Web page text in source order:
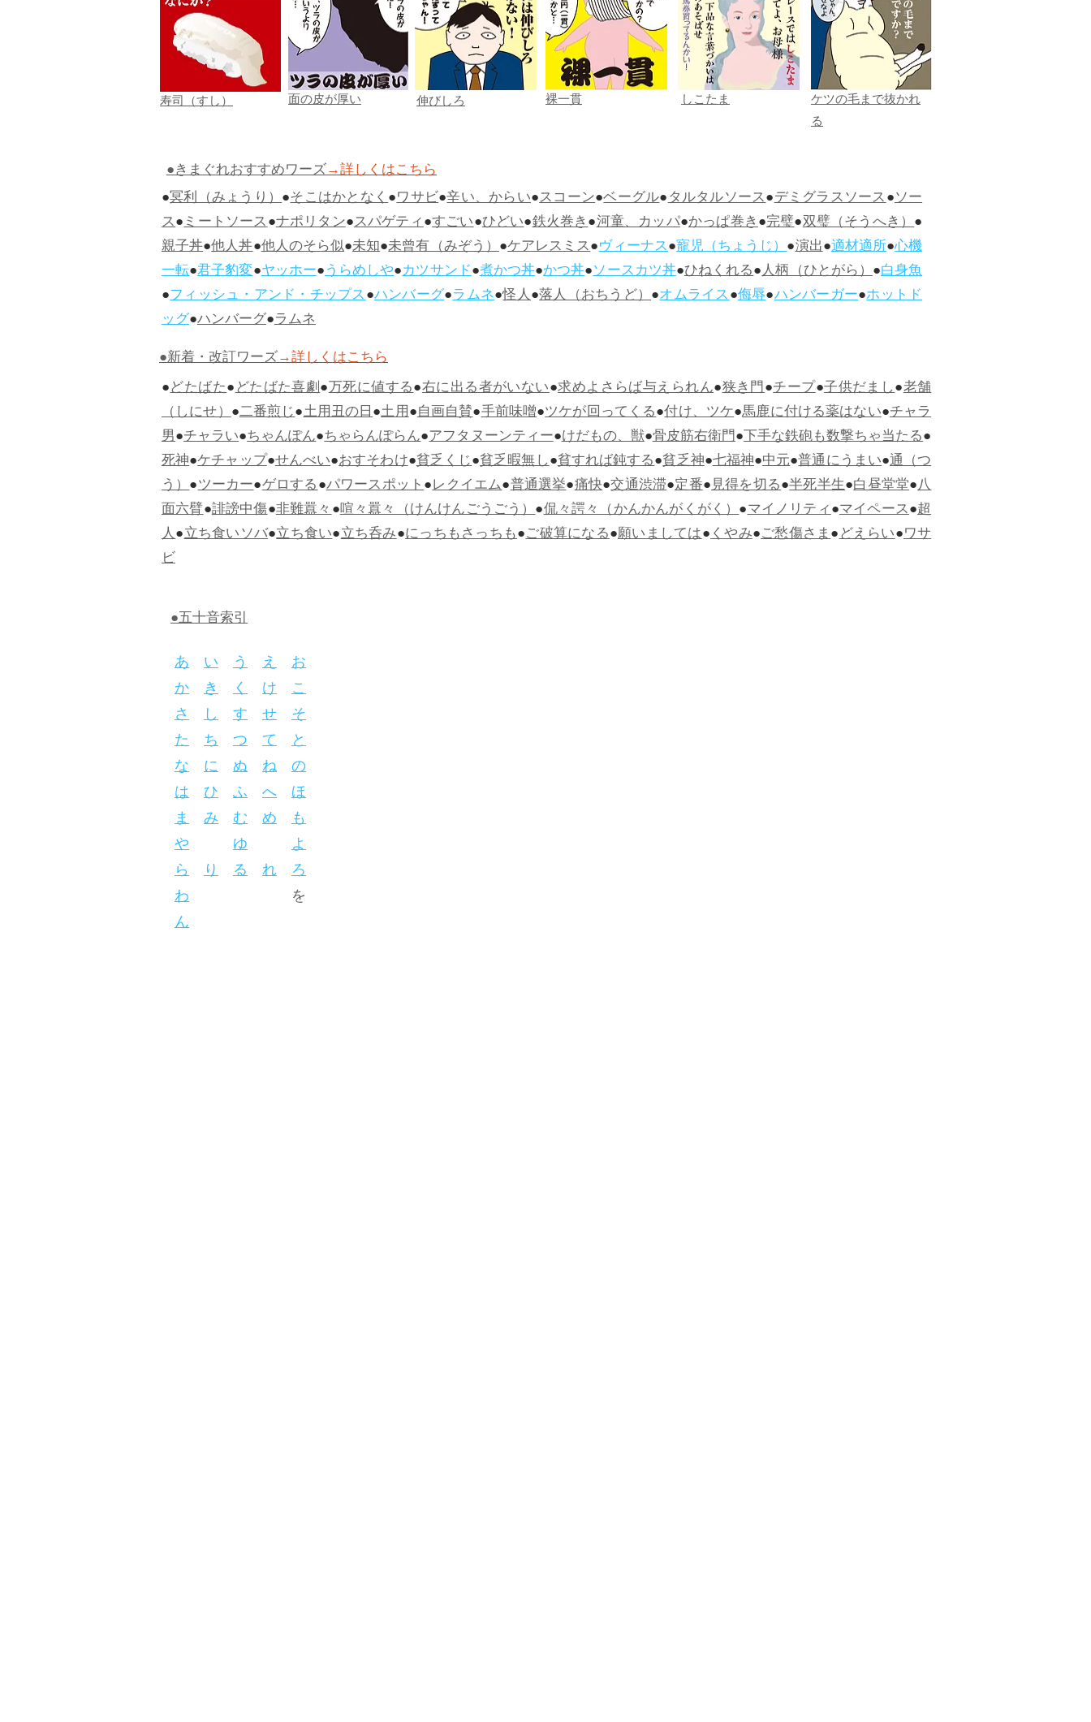
寿司（すし） 面の皮が厚い 伸びしろ 裸一貫 しこたま
ケツの毛まで抜かれ
る
●きまぐれおすすめワーズ→詳しくはこちら
●冥利（みょうり）●そこはかとなく●ワサビ●辛い、からい●スコーン●ベーグル●タルタルソース●デミグラスソース●ソー
ス●ミートソース●ナポリタン●スパゲティ●すごい●ひどい●鉄火巻き●河童、カッパ●かっぱ巻き●完璧●双璧（そうへき）●
親子丼●他人丼●他人のそら似●未知●未曾有（みぞう）●ケアレスミス●ヴィーナス●寵児（ちょうじ）●演出●適材適所●心機
一転●君子豹変●ヤッホー●うらめしや●カツサンド●煮かつ丼●かつ丼●ソースカツ丼●ひねくれる●人柄（ひとがら）●白身魚
●フィッシュ・アンド・チップス●ハンバーグ●ラムネ●怪人●落人（おちうど）●オムライス●侮辱●ハンバーガー●ホットド
ッグ●ハンバーグ●ラムネ
●新着・改訂ワーズ→詳しくはこちら
●どたばた●どたばた喜劇●万死に値する●右に出る者がいない●求めよさらば与えられん●狭き門●チープ●子供だまし●老舗
（しにせ）●二番煎じ●土用丑の日●土用●自画自賛●手前味噌●ツケが回ってくる●付け、ツケ●馬鹿に付ける薬はない●チャラ
男●チャラい●ちゃんぽん●ちゃらんぽらん●アフタヌーンティー●けだもの、獣●骨皮筋右衛門●下手な鉄砲も数撃ちゃ当たる●
死神●ケチャップ●せんべい●おすそわけ●貧乏くじ●貧乏暇無し●貧すれば鈍する●貧乏神●七福神●中元●普通にうまい●通（つ
う）●ツーカー●ゲロする●パワースポット●レクイエム●普通選挙●痛快●交通渋滞●定番●見得を切る●半死半生●白昼堂堂●八
面六臂●誹謗中傷●非難囂々●喧々囂々（けんけんごうごう）●侃々諤々（かんかんがくがく）●マイノリティ●マイペース●超
人●立ち食いソバ●立ち食い●立ち呑み●にっちもさっちも●ご破算になる●願いましては●くやみ●ご愁傷さま●どえらい●ワサ
ビ
●五十音索引
あ い う え お
か き く け こ
さ し す せ そ
た ち つ て と
な に ぬ ね の
は ひ ふ へ ほ
ま み む め も
や
ゆ
よ
ら り る れ ろ
わ を
ん